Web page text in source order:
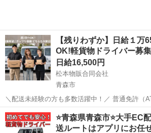
【残りわずか】日給１万
OK!軽貨物ドライバー募
日給16,500円
松本物販合同会社
青森市
＼配送未経験の方も多数活躍中！／ 普通免許（AT限定可）だけで始め
られるお仕事です◎ 「無理なく長く働きたい」 「自分のペースで仕事
がしたい」 「配送
青森 青森市 ドライバー スタッフ
⭐️青森県青森市⭐️大手EC
送ルートはアプリにお任